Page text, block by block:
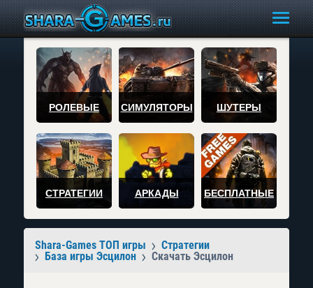
РОЛЕВЫЕ СИМУЛЯТОРЫ ШУТЕРЫ
СТРАТЕГИИ АРКАДЫ БЕСПЛАТНЫЕ
Shara-Games ТОП игры
Стратегии
База игры Эсцилон
Скачать Эсцилон